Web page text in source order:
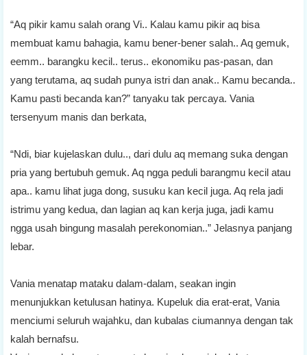
“Aq pikir kamu salah orang Vi.. Kalau kamu pikir aq bisa
membuat kamu bahagia, kamu bener-bener salah.. Aq gemuk,
eemm.. barangku kecil.. terus.. ekonomiku pas-pasan, dan
yang terutama, aq sudah punya istri dan anak.. Kamu becanda..
Kamu pasti becanda kan?” tanyaku tak percaya. Vania
tersenyum manis dan berkata,
“Ndi, biar kujelaskan dulu.., dari dulu aq memang suka dengan
pria yang bertubuh gemuk. Aq ngga peduli barangmu kecil atau
apa.. kamu lihat juga dong, susuku kan kecil juga. Aq rela jadi
istrimu yang kedua, dan lagian aq kan kerja juga, jadi kamu
ngga usah bingung masalah perekonomian..” Jelasnya panjang
lebar.
Vania menatap mataku dalam-dalam, seakan ingin
menunjukkan ketulusan hatinya. Kupeluk dia erat-erat, Vania
menciumi seluruh wajahku, dan kubalas ciumannya dengan tak
kalah bernafsu.